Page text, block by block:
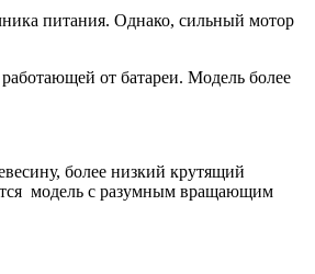
питания. Однако, сильный мотор
от батареи. Модель более
более низкий крутящий
модель с разумным вращающим